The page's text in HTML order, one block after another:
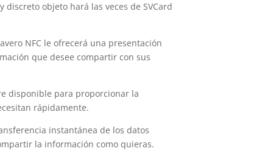
discreto objeto hará las veces de SVCard
NFC le ofrecerá una presentación
que desee compartir con sus
disponible para proporcionar la
rápidamente.
instantánea de los datos
la información como quieras.